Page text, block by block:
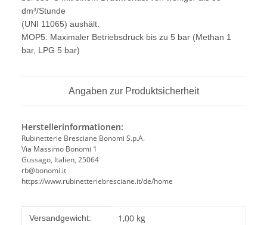
dm³/Stunde
(UNI 11065) aushält.
MOP5: Maximaler Betriebsdruck bis zu 5 bar (Methan 1
bar, LPG 5 bar)
Angaben zur Produktsicherheit
Herstellerinformationen:
Rubinetterie Bresciane Bonomi S.p.A.
Via Massimo Bonomi 1
Gussago, Italien, 25064
rb@bonomi.it
https://www.rubinetteriebresciane.it/de/home
Produkteigenschaft
Wert
Versandgewicht: 1,00 kg